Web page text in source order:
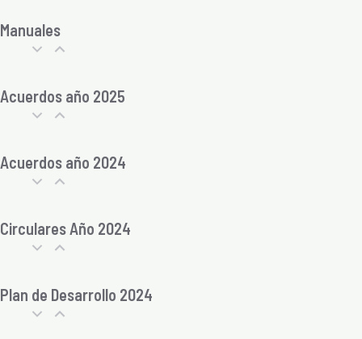
Manuales
Acuerdos año 2025
Acuerdos año 2024
Circulares Año 2024
Plan de Desarrollo 2024